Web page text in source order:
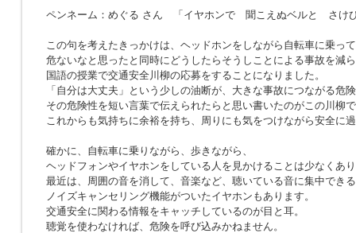
ペンネーム：めぐる さん 「イヤホンで 聞こえぬベルと さけ
この句を考えたきっかけは、ヘッドホンをしながら自転車に乗っ
危ないなと思ったと同時にどうしたらそうしことによる事故を減
国語の授業で交通安全川柳の応募をすることになりました。
「自分は大丈夫」という少しの油断が、大きな事故につながる危
その危険性を短い言葉で伝えられたらと思い書いたのがこの川柳
これからも気持ちに余裕を持ち、周りにも気をつけながら安全に
確かに、自転車に乗りながら、歩きながら、
ヘッドフォンやイヤホンをしている人を見かけることは少なくあ
最近は、周囲の音を消して、音楽など、聴いている音に集中できる
ノイズキャンセリング機能がついたイヤホンもあります。
交通安全に関わる情報をキャッチしているのが目と耳。
聴覚を使わなければ、危険を呼び込みかねません。